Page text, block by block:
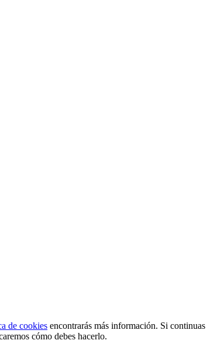
de cookies encontrarás más información. Si continuas
cómo debes hacerlo.